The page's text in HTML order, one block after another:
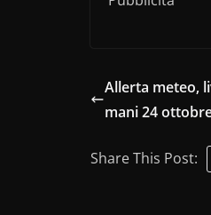
Allerta meteo,
mani 24
Share This Post: